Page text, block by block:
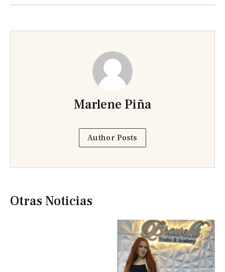
Marlene Piña
Author Posts
Otras Noticias